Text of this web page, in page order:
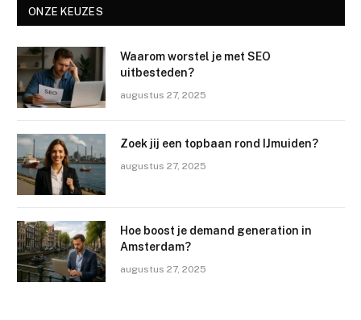
ONZE KEUZES
Waarom worstel je met SEO
uitbesteden?
augustus 27, 2025
Zoek jij een topbaan rond IJmuiden?
augustus 27, 2025
Hoe boost je demand generation in
Amsterdam?
augustus 27, 2025